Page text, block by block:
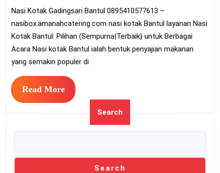
0895410577613
Nasi Kotak Gadingsari Bantul 0895410577613 –
nasibox.amanahcatering.com nasi kotak Bantul layanan Nasi
Kotak Bantul: Pilihan (Sempurna|Terbaik} untuk Berbagai
Acara Nasi kotak Bantul ialah bentuk penyajian makanan
yang semakin populer di
Read MoreRead
More
Search
Search